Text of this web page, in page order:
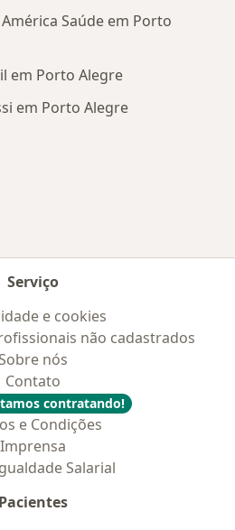
Saúde em Porto
em Porto Alegre
em Porto Alegre
Serviço
e cookies
não cadastrados
nós
Contato
contratando!
e Condições
Imprensa
Salarial
Pacientes